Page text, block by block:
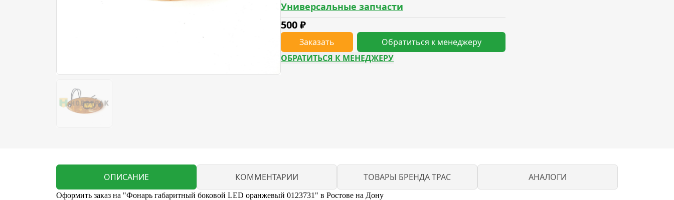
Универсальные запчасти
500₽
Заказать
Обратиться к менеджеру
ОБРАТИТЬСЯ К МЕНЕДЖЕРУ
ОПИСАНИЕ КОММЕНТАРИИ ТОВАРЫ БРЕНДА ТРАС АНАЛОГИ
Оформить заказ на "Фонарь габаритный боковой LED оранжевый 0123731" в Ростове на Дону